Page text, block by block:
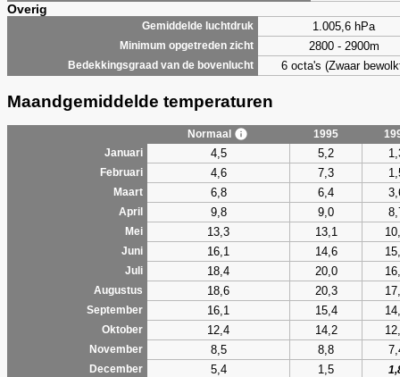
Overig
Gemiddelde luchtdruk 1.005,6 hPa
Minimum opgetreden zicht 2800 - 2900m
Bedekkingsgraad van de bovenlucht 6 octa's (Zwaar
Maandgemiddelde temperaturen
Normaal 1995
Januari
4,5 5,2
Februari 4,6 7,3
Maart 6,8 6,4
April 9,8 9,0
Mei 13,3 13,1
Juni 16,1 14,6
Juli 18,4 20,0
Augustus 18,6 20,3
September 16,1 15,4
Oktober 12,4 14,2
November 8,5 8,8
December 5,4 1,5